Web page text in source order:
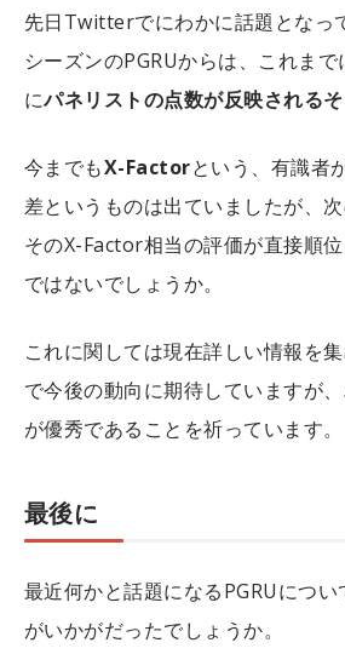
先日Twitterでにわかに話題となっ
シーズンのPGRUからは、これま
にパネリストの点数が反映されるそ
今までもX-Factorという、有識者
差というものは出ていましたが、
そのX-Factor相当の評価が直接順
ではないでしょうか。
これに関しては現在詳しい情報を
で今後の動向に期待していますが
が優秀であることを祈っています。
最後に
最近何かと話題になるPGRUにつ
がいかがだったでしょうか。